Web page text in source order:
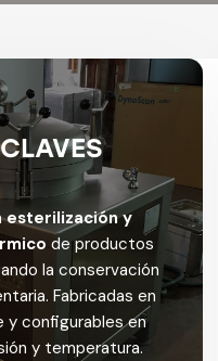
esterilización y
de productos
la conservación
Fabricadas en
y configurables en
y temperatura.